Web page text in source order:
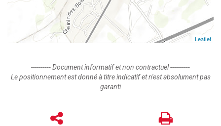
Leaflet
---------- Document informatif et non contractuel ----------
Le positionnement est donné à titre indicatif et n'est absolument pas
garanti